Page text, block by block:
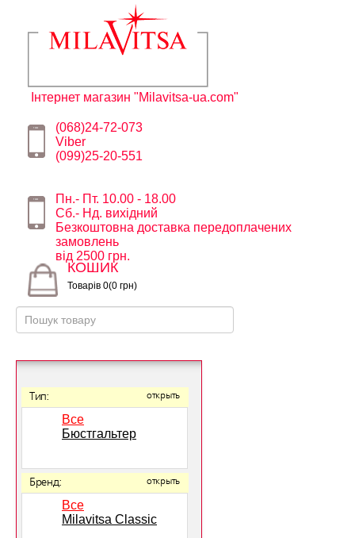
Інтернет магазин "Milavitsa-ua.com"
(068)24-72-073
Viber
(099)25-20-551
Пн.- Пт. 10.00 - 18.00
Сб.- Нд. вихідний
Безкоштовна доставка передоплачених
замовлень
від 2500 грн.
КОШИК
Товарів 0(0 грн)
Тип: открыть
Все
Бюстгальтер
Бренд: открыть
Все
Milavitsa Classic